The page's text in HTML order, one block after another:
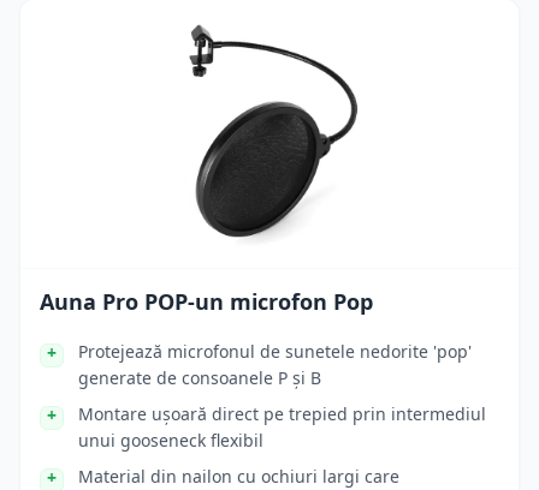
Auna Pro POP-un microfon Pop
Protejează microfonul de sunetele nedorite 'pop'
generate de consoanele P și B
Montare ușoară direct pe trepied prin intermediul
unui gooseneck flexibil
Material din nailon cu ochiuri largi care